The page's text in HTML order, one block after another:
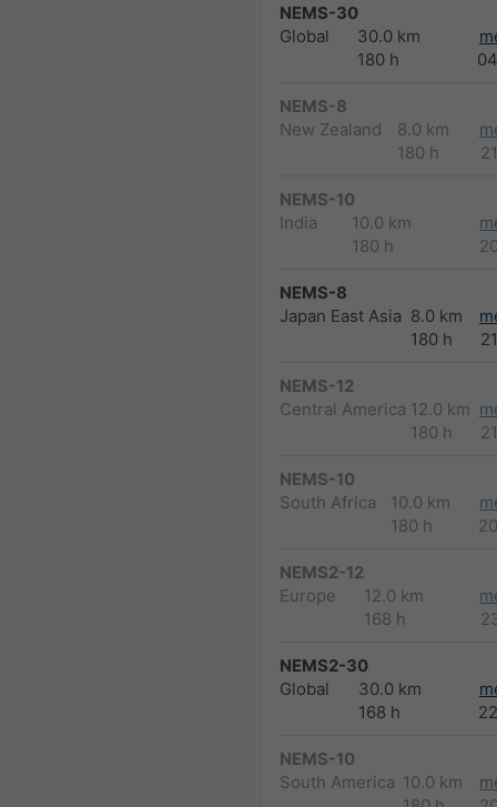
NEMS-30
Global
30.0 km
180 h
NEMS-8
New Zealand
8.0 km
180 h
NEMS-10
India
10.0 km
180 h
NEMS-8
Japan East Asia 8.0 km
180 h
NEMS-12
Central America 12.0 km
180 h
NEMS-10
South Africa
10.0 km
180 h
NEMS2-12
Europe
12.0 km
168 h
NEMS2-30
Global
30.0 km
168 h
NEMS-10
South America 10.0 km